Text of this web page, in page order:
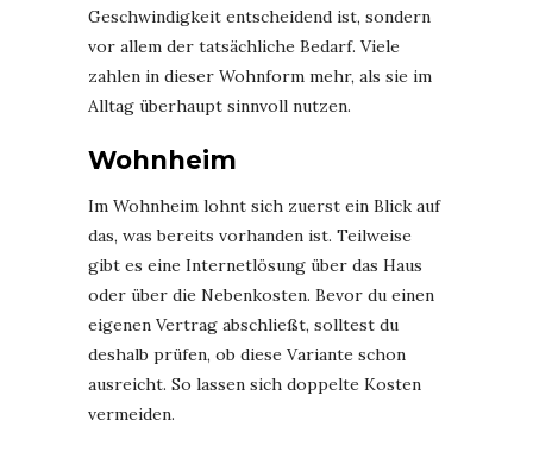
Geschwindigkeit entscheidend ist, sondern
vor allem der tatsächliche Bedarf. Viele
zahlen in dieser Wohnform mehr, als sie im
Alltag überhaupt sinnvoll nutzen.
Wohnheim
Im Wohnheim lohnt sich zuerst ein Blick auf
das, was bereits vorhanden ist. Teilweise
gibt es eine Internetlösung über das Haus
oder über die Nebenkosten. Bevor du einen
eigenen Vertrag abschließt, solltest du
deshalb prüfen, ob diese Variante schon
ausreicht. So lassen sich doppelte Kosten
vermeiden.